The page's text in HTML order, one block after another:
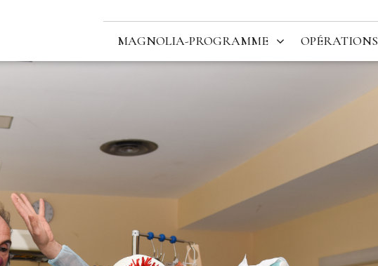
MAGNOLIA-PROGRAMME OPÉRATIONS